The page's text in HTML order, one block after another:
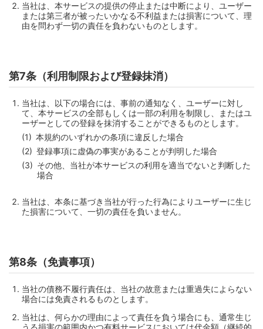
当社は、本サービスの提供の停止または中断により、ユーザー
または第三者が被ったいかなる不利益または損害について、理
由を問わず一切の責任を負わないものとします。
第7条（利用制限および登録抹消）
当社は、以下の場合には、事前の通知なく、ユーザーに対し
て、本サービスの全部もしくは一部の利用を制限し、またはユ
ーザーとしての登録を抹消することができるものとします。
本規約のいずれかの条項に違反した場合
登録事項に虚偽の事実があることが判明した場合
その他、当社が本サービスの利用を適当でないと判断した
場合
当社は、本条に基づき当社が行った行為によりユーザーに生じ
た損害について、一切の責任を負いません。
第8条（免責事項）
当社の債務不履行責任は、当社の故意または重過失によらない
場合には免責されるものとします。
当社は、何らかの理由によって責任を負う場合にも、通常生じ
うる損害の範囲内かつ有料サービスにおいては代金額（継続的